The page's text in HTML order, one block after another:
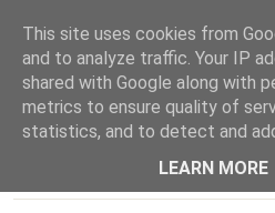
☰
This site uses cookies from
and to analyze traffic. Your IP
shared with Google along with
metrics to ensure quality of
statistics, and to detect and
LEARN MORE